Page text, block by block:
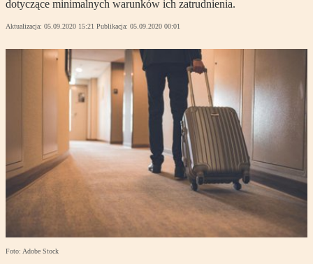
dotyczące minimalnych warunków ich zatrudnienia.
Aktualizacja: 05.09.2020 15:21 Publikacja: 05.09.2020 00:01
Foto: Adobe Stock